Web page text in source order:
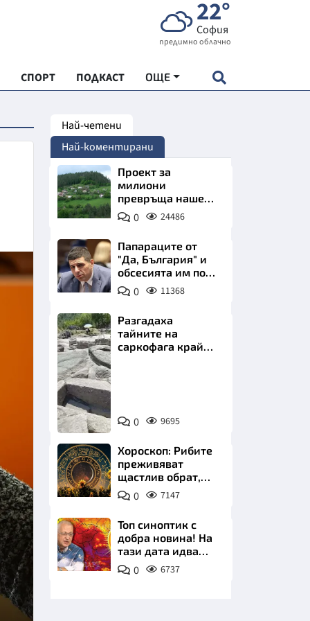
22°
София
предимно облачно
СПОРТ ПОДКАСТ ОЩЕ
"ЧУДЕСАТА НА БЪЛГАРИЯ"
ХРАНА
Най-четени
Най-коментирани
Проект за
милиони
превръща наше
село в магнит за
туристи
0 24486
Папараците от
"Да, България" и
обсесията им по
Пеевски
0 11368
Снимка:
Bulgaria
ON
AIR
Разгадаха
тайните на
саркофага край
0 9695
Хороскоп: Рибите
преживяват
щастлив обрат,
Телецът започва
важна промяна
0 7147
Топ синоптик с
добра новина! На
тази дата идва
захлаждането
0 6737